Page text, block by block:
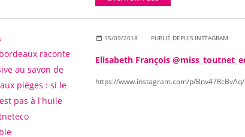
15/09/2018 PUBLIÉ DEPUIS INSTAGRAM
https://www.instagram.com/p/Bnv47RcBvAq/